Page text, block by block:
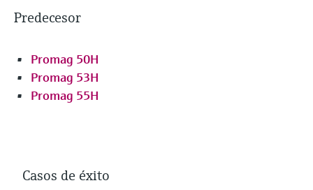
Predecesor
Promag 50H
Promag 53H
Promag 55H
Casos de éxito